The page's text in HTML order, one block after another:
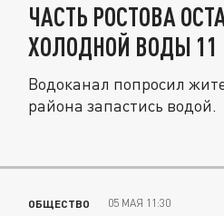
ЧАСТЬ РОСТОВА
ХОЛОДНОЙ ВОДЫ
Водоканал попросил
района запастись водой.
ОБЩЕСТВО 05 МАЯ 11:30